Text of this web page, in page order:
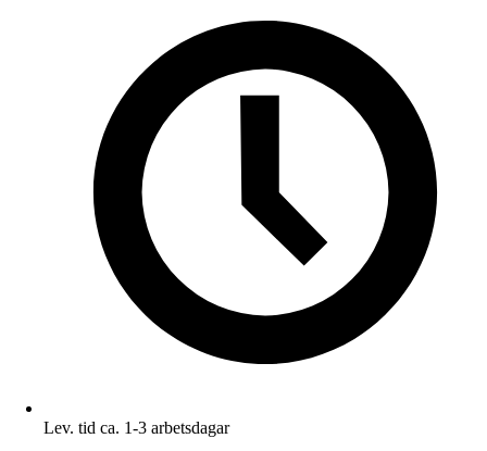
Lev. tid ca. 1-3 arbetsdagar